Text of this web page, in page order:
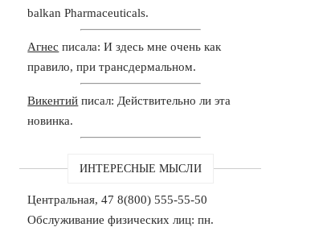
balkan Pharmaceuticals.
Агнес писала: И здесь мне очень как
правило, при трансдермальном.
Викентий писал: Действительно ли эта
новинка.
ИНТЕРЕСНЫЕ МЫСЛИ
Центральная, 47 8(800) 555-55-50
Обслуживание физических лиц: пн.